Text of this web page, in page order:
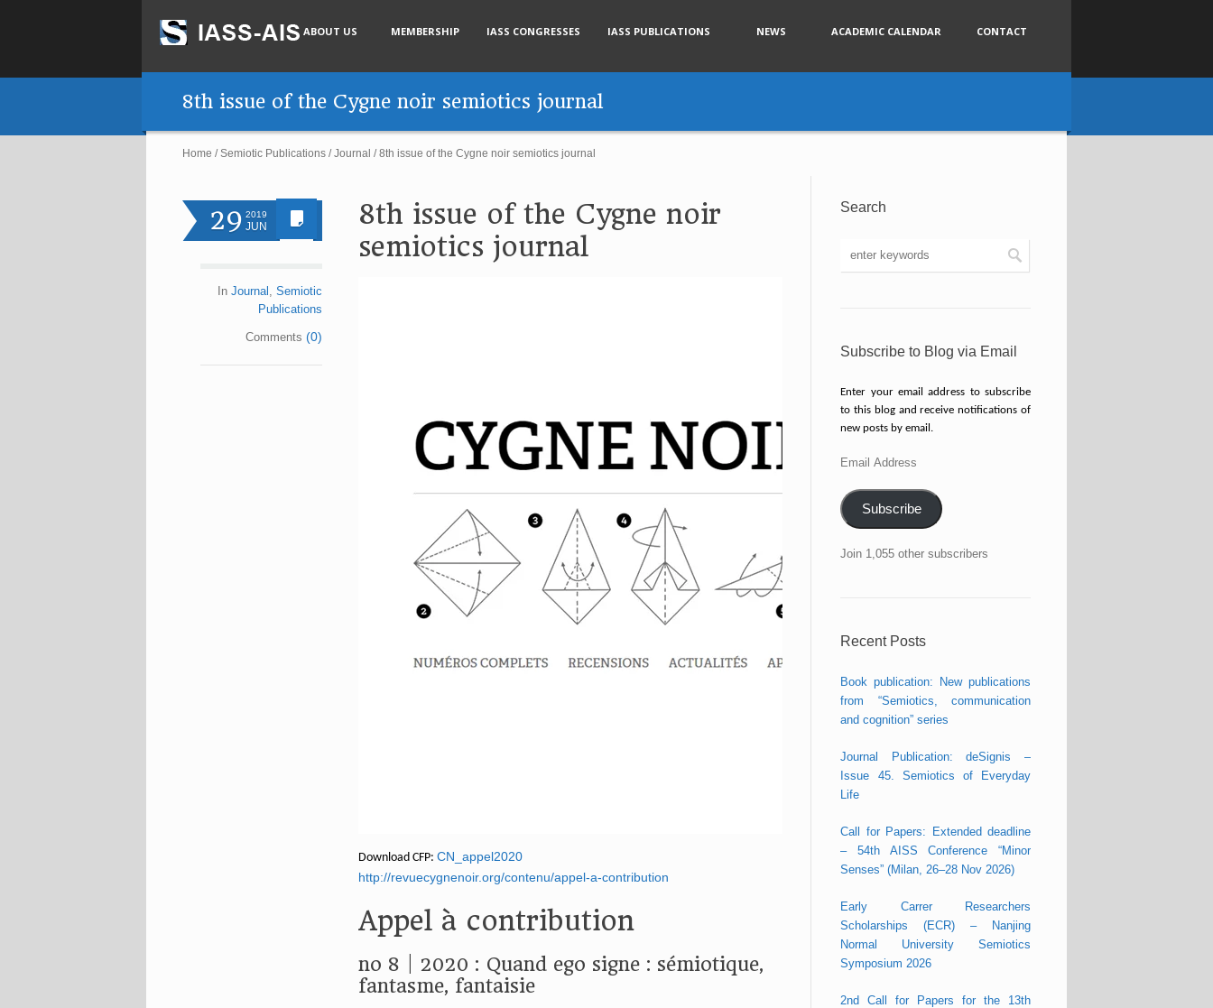
ABOUT US MEMBERSHIP IASS CONGRESSES IASS PUBLICATIONS NEWS ACADEMIC CALENDAR CONTACT
8th issue of the Cygne noir semiotics journal
Home /Semiotic Publications /Journal /8th issue of the Cygne noir semiotics journal
29 2019
JUN
In Journal , Semiotic
Publications
Comments (0)
8th issue of the Cygne noir
semiotics journal
Download CFP: CN_appel2020
http://revuecygnenoir.org/contenu/appel-a-contribution
Appel à contribution
no 8 | 2020 : Quand ego signe : sémiotique,
fantasme, fantaisie
Search
Subscribe to Blog via Email
Enter your email address to subscribe
to this blog and receive notifications of
new posts by email.
Email
Subscribe
Join 1,055 other subscribers
Recent Posts
Book publication: New publications
from “Semiotics, communication
and cognition” series
Journal Publication: deSignis –
Issue 45. Semiotics of Everyday
Life
Call for Papers: Extended deadline
– 54th AISS Conference “Minor
Senses” (Milan, 26–28 Nov 2026)
Early Carrer Researchers
Scholarships (ECR) – Nanjing
Normal University Semiotics
Symposium 2026
2nd Call for Papers for the 13th